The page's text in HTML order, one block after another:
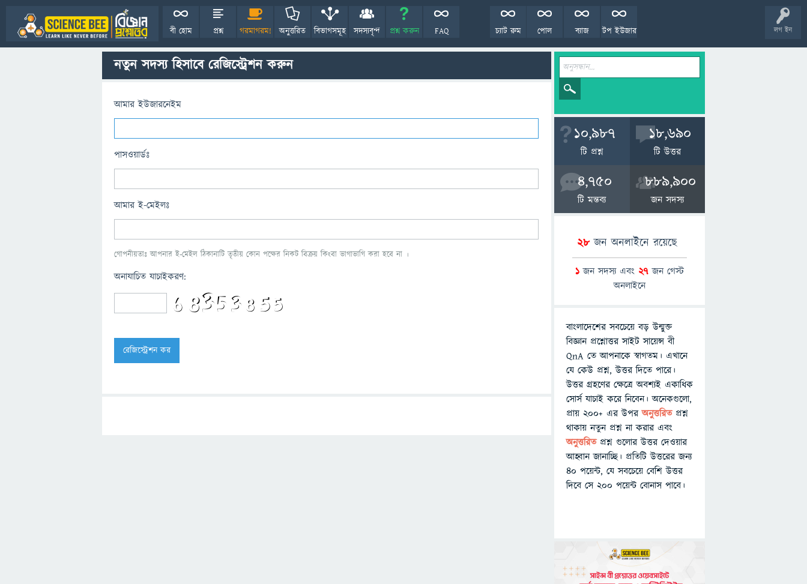
লগ ইন
বী হোম প্রশ্ন গরমাগরম! অনুত্তরিত বিভাগসমূহ সদস্যবৃন্দ প্রশ্ন করুন FAQ টপ ইউজার
ব্যাজ
পোল
চ্যাট রুম
নতুন সদস্য হিসাবে রেজিস্ট্রেশন করুন
আমার ইউজারনেইম
পাসওয়ার্ডঃ
আমার ই-মেইলঃ
গোপনীয়তাঃ আপনার ই-মেইল ঠিকানাটি তৃতীয় কোন পক্ষের নিকট বিক্রয় কিংবা ভাগাভাগি করা হবে না ।
অনাযাচিত যাচাইকরণ:
10,987
টি প্রশ্ন
18,690
টি উত্তর
4,750
টি মন্তব্য
889,900
জন সদস্য
28জন অনলাইনে রয়েছে
1 জন সদস্য এবং 27 জন গেস্ট
অনলাইনে
বাংলাদেশের সবচেয়ে বড় উন্মুক্ত
বিজ্ঞান প্রশ্নোত্তর সাইট সায়েন্স বী
QnA তে আপনাকে স্বাগতম। এখানে
যে কেউ প্রশ্ন, উত্তর দিতে পারে।
উত্তর গ্রহণের ক্ষেত্রে অবশ্যই একাধিক
সোর্স যাচাই করে নিবেন। অনেকগুলো,
প্রায় ২০০+ এর উপরঅনুত্তরিতপ্রশ্ন
থাকায় নতুন প্রশ্ন না করার এবং
অনুত্তরিত প্রশ্ন গুলোর উত্তর দেওয়ার
আহ্বান জানাচ্ছি। প্রতিটি উত্তরের জন্য
৪০ পয়েন্ট, যে সবচেয়ে বেশি উত্তর
দিবে সে ২০০ পয়েন্ট বোনাস পাবে।